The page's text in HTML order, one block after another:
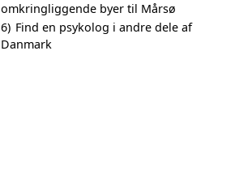
omkringliggende byer til Mårsø
6) Find en psykolog i andre dele af
Danmark